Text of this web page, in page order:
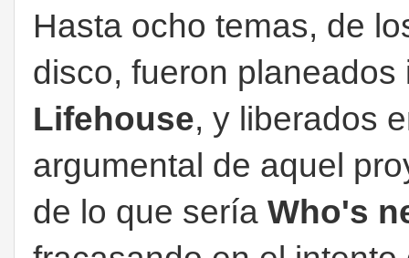
Hasta ocho temas, de
disco, fueron
Lifehouse, y liberados
argumental de aquel
de lo que sería Who's